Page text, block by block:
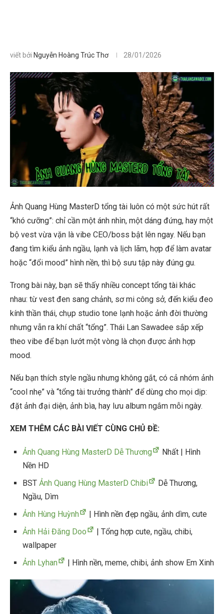
viết bởi Nguyễn Hoàng Trúc Thơ 28/01/2026
Ảnh Quang Hùng MasterD tổng tài luôn có một sức hút rất
“khó cưỡng”: chỉ cần một ánh nhìn, một dáng đứng, hay một
bộ vest vừa vặn là vibe CEO/boss bật lên ngay. Nếu bạn
đang tìm kiểu ảnh ngầu, lạnh và lịch lãm, hợp để làm avatar
hoặc “đổi mood” hình nền, thì bộ sưu tập này đúng gu.
Trong bài này, bạn sẽ thấy nhiều concept tổng tài khác
nhau: từ vest đen sang chảnh, sơ mi công sở, đến kiểu đeo
kính thần thái, chụp studio tone lạnh hoặc ảnh đời thường
nhưng vẫn ra khí chất “tổng”. Thái Lan Sawadee sắp xếp
theo vibe để bạn lướt một vòng là chọn được ảnh hợp
mood.
Nếu bạn thích style ngầu nhưng không gắt, có cả nhóm ảnh
“cool nhẹ” và “tổng tài trưởng thành” để dùng cho mọi dịp:
đặt ảnh đại diện, ảnh bìa, hay lưu album ngắm mỗi ngày.
XEM THÊM CÁC BÀI VIẾT CÙNG CHỦ ĐỀ:
Ảnh Quang Hùng MasterD Dễ Thương
Nhất | Hình
Nền HD
BST Ảnh Quang Hùng MasterD Chibi
Dễ Thương,
Ngầu, Dìm
Ảnh Hùng Huỳnh
| Hình nền đẹp ngầu, ảnh dìm, cute
Ảnh Hải Đăng Doo
| Tổng hợp cute, ngầu, chibi,
wallpaper
Ảnh Lyhan
| Hình nền, meme, chibi, ảnh show Em Xinh